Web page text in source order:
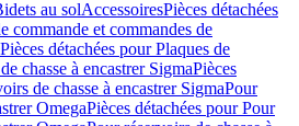
au solAccessoiresPièces détachées
commande et commandes de
Pièces détachées pour Plaques de
chasse à encastrer SigmaPièces
de chasse à encastrer SigmaPour
OmegaPièces détachées pour Pour